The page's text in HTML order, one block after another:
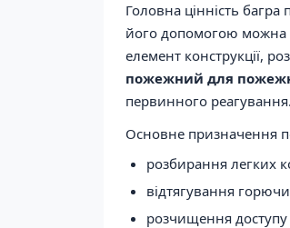
Головна цінність
його допомогою можна
елемент конструкції,
пожежний для
первинного реагування.
Основне призначення
розбирання легких
відтягування
розчищення доступу